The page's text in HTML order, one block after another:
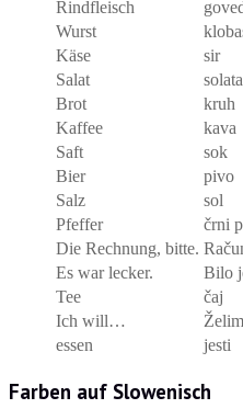
Rindfleisch
Wurst
Käse
sir
Salat
solata
Brot
kruh
Kaffee
kava
Saft
sok
Bier
pivo
Salz
sol
Pfeffer
črni
Die Rechnung, bitte.
Es war lecker.
Bilo
Tee
čaj
Ich will…
essen
jesti
Farben auf Slowenisch